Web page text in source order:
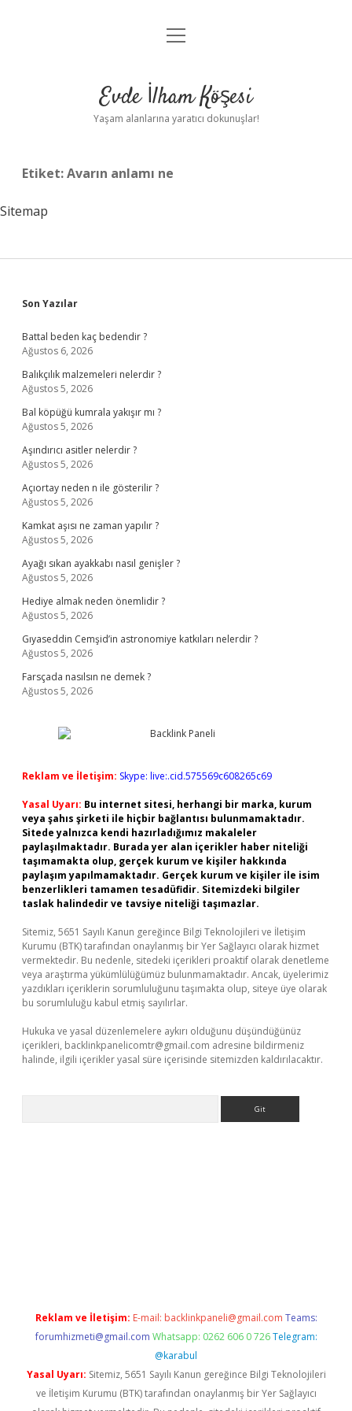
Anasayfa
Yasal Uyarı
menüyü
Evde İlham Köşesi
Yaşam alanlarına yaratıcı dokunuşlar!
Etiket:Avarın anlamı ne
Sitemap
Sidebar
Son Yazılar
Battal beden kaç bedendir ?
Ağustos 6, 2026
Balıkçılık malzemeleri nelerdir ?
Ağustos 5, 2026
Bal köpüğü kumrala yakışır mı ?
Ağustos 5, 2026
Aşındırıcı asitler nelerdir ?
Ağustos 5, 2026
Açıortay neden n ile gösterilir ?
Ağustos 5, 2026
Kamkat aşısı ne zaman yapılır ?
Ağustos 5, 2026
Ayağı sıkan ayakkabı nasıl genişler ?
Ağustos 5, 2026
Hediye almak neden önemlidir ?
Ağustos 5, 2026
Gıyaseddin Cemşid’in astronomiye katkıları nelerdir ?
Ağustos 5, 2026
Farsçada nasılsın ne demek ?
Ağustos 5, 2026
Reklam ve İletişim: Skype: live:.cid.575569c608265c69
Yasal Uyarı: Bu internet sitesi, herhangi bir marka, kurum
veya şahıs şirketi ile hiçbir bağlantısı bulunmamaktadır.
Sitede yalnızca kendi hazırladığımız makaleler
paylaşılmaktadır. Burada yer alan içerikler haber niteliği
taşımamakta olup, gerçek kurum ve kişiler hakkında
paylaşım yapılmamaktadır. Gerçek kurum ve kişiler ile isim
benzerlikleri tamamen tesadüfidir. Sitemizdeki bilgiler
taslak halindedir ve tavsiye niteliği taşımazlar.
Sitemiz, 5651 Sayılı Kanun gereğince Bilgi Teknolojileri ve İletişim
Kurumu (BTK) tarafından onaylanmış bir Yer Sağlayıcı olarak hizmet
vermektedir. Bu nedenle, sitedeki içerikleri proaktif olarak denetleme
veya araştırma yükümlülüğümüz bulunmamaktadır. Ancak, üyelerimiz
yazdıkları içeriklerin sorumluluğunu taşımakta olup, siteye üye olarak
bu sorumluluğu kabul etmiş sayılırlar.
Hukuka ve yasal düzenlemelere aykırı olduğunu düşündüğünüz
içerikleri, backlinkpanelicomtr@gmail.com adresine bildirmeniz
halinde, ilgili içerikler yasal süre içerisinde sitemizden kaldırılacaktır.
Reklam ve İletişim: E-mail: backlinkpaneli@gmail.com Teams:
forumhizmeti@gmail.com Whatsapp: 0262 606 0 726 Telegram:
@karabul
Yasal Uyarı: Sitemiz, 5651 Sayılı Kanun gereğince Bilgi Teknolojileri
ve İletişim Kurumu (BTK) tarafından onaylanmış bir Yer Sağlayıcı